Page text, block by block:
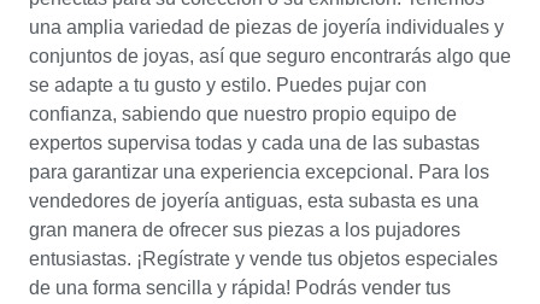
una amplia variedad de piezas de joyería individuales y
conjuntos de joyas, así que seguro encontrarás algo que
se adapte a tu gusto y estilo. Puedes pujar con
confianza, sabiendo que nuestro propio equipo de
expertos supervisa todas y cada una de las subastas
para garantizar una experiencia excepcional. Para los
vendedores de joyería antiguas, esta subasta es una
gran manera de ofrecer sus piezas a los pujadores
entusiastas. ¡Regístrate y vende tus objetos especiales
de una forma sencilla y rápida! Podrás vender tus